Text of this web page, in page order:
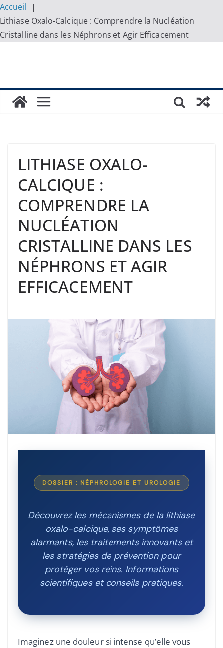
Accueil
Lithiase Oxalo-Calcique : Comprendre la Nucléation
Cristalline dans les Néphrons et Agir Efficacement
LITHIASE OXALO-
CALCIQUE :
COMPRENDRE LA
NUCLÉATION
CRISTALLINE DANS LES
NÉPHRONS ET AGIR
EFFICACEMENT
DOSSIER : NÉPHROLOGIE ET UROLOGIE
Découvrez les mécanismes de la lithiase
oxalo-calcique, ses symptômes
alarmants, les traitements innovants et
les stratégies de prévention pour
protéger vos reins. Informations
scientifiques et conseils pratiques.
Imaginez une douleur si intense qu’elle vous